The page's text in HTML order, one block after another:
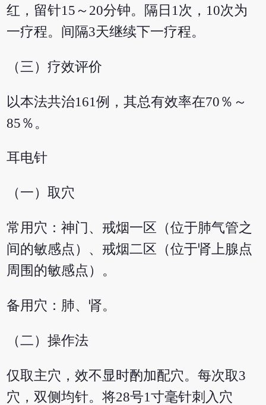
红，留针15～20分钟。隔日1次，10次为
一疗程。间隔3天继续下一疗程。
（三）疗效评价
以本法共治161例，其总有效率在70％～
85％。
耳电针
（一）取穴
常用穴：神门、戒烟一区（位于肺气管之
间的敏感点）、戒烟二区（位于肾上腺点
周围的敏感点）。
备用穴：肺、肾。
（二）操作法
仅取主穴，效不显时酌加配穴。每次取3
穴，双侧均针。将28号1寸毫针刺入穴